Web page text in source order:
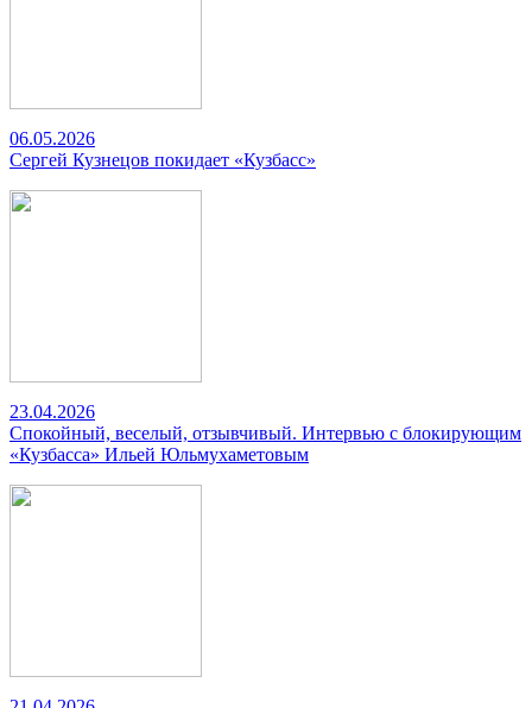
06.05.2026
Сергей Кузнецов покидает «Кузбасс»
23.04.2026
Спокойный, веселый, отзывчивый. Интервью с блокирующим
«Кузбасса» Ильей Юльмухаметовым